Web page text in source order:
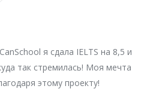
я сдала IELTS на 8,5 и
так стремилась! Моя мечта
этому проекту!